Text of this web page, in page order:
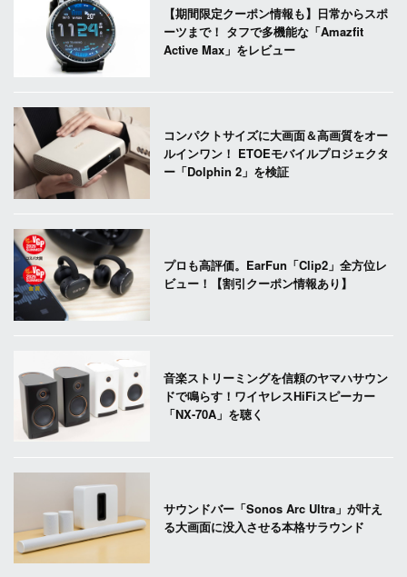
【期間限定クーポン情報も】日常からスポ
ーツまで！ タフで多機能な「Amazfit
Active Max」をレビュー
コンパクトサイズに大画面＆高画質をオー
ルインワン！ ETOEモバイルプロジェクタ
ー「Dolphin 2」を検証
プロも高評価。EarFun「Clip2」全方位レ
ビュー！【割引クーポン情報あり】
音楽ストリーミングを信頼のヤマハサウン
ドで鳴らす！ワイヤレスHiFiスピーカー
「NX-70A」を聴く
サウンドバー「Sonos Arc Ultra」が叶え
る大画面に没入させる本格サラウンド